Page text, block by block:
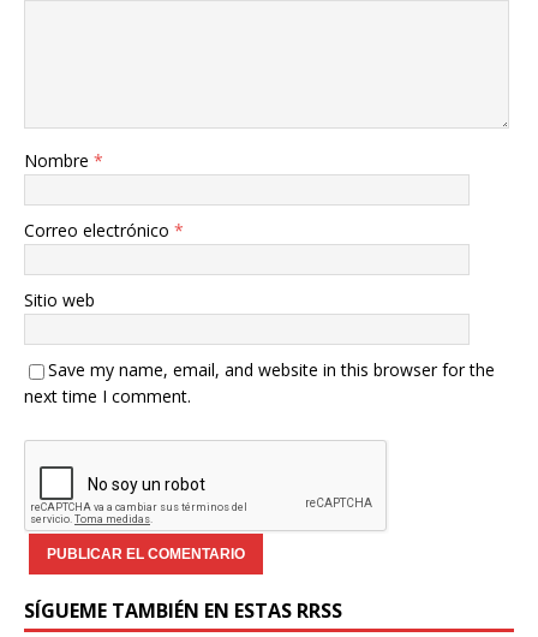
Nombre *
Correo electrónico *
Sitio web
Save my name, email, and website in this browser for the
next time I comment.
SÍGUEME TAMBIÉN EN ESTAS RRSS